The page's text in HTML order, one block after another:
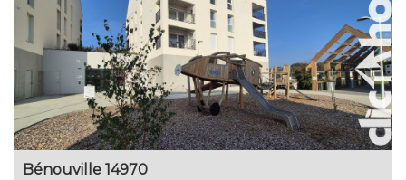
Bénouville 14970